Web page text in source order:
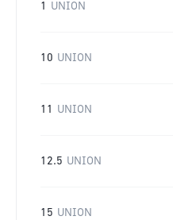
1 UNION
10 UNION
11 UNION
12.5 UNION
15 UNION